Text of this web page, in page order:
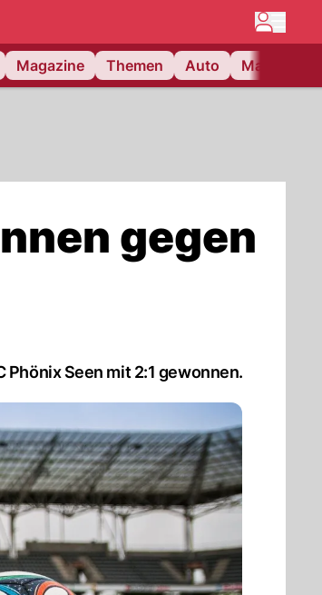
Magazine Themen Auto Matchcenter
gegen
Seen mit 2:1 gewonnen.